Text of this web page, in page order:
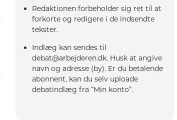
Redaktionen forbeholder sig ret til at
forkorte og redigere i de indsendte
tekster.
Indlæg kan sendes til
debat@arbejderen.dk. Husk at angive
navn og adresse (by). Er du betalende
abonnent, kan du selv uploade
debatindlæg fra “Min konto”.